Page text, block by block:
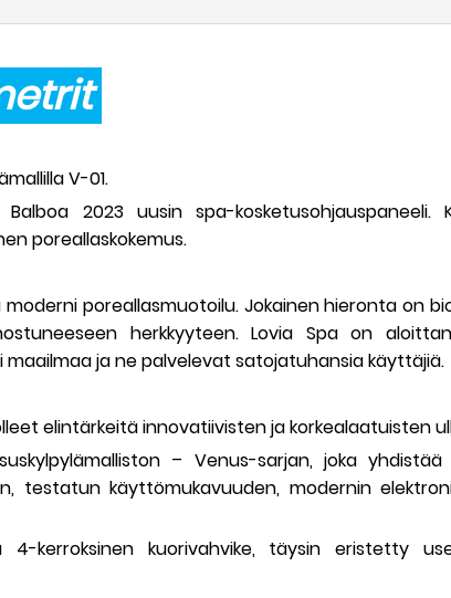
V-01.
2023 uusin spa-kosketusohjauspaneeli.
poreallaskokemus.
moderni poreallasmuotoilu. Jokainen hieronta on
herkkyyteen. Lovia Spa on
ja ne palvelevat satojatuhansia käyttäjiä.
elintärkeitä innovatiivisten ja korkealaatuisten
– Venus-sarjan, joka
testatun käyttömukavuuden, modernin
kerroksinen kuorivahvike, täysin eristetty